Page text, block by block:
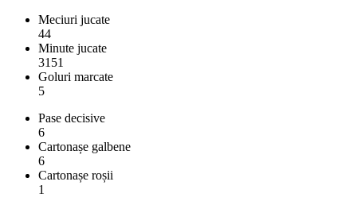
Meciuri jucate
44
Minute jucate
3151
Goluri marcate
5
Pase decisive
6
Cartonașe galbene
6
Cartonașe roșii
1